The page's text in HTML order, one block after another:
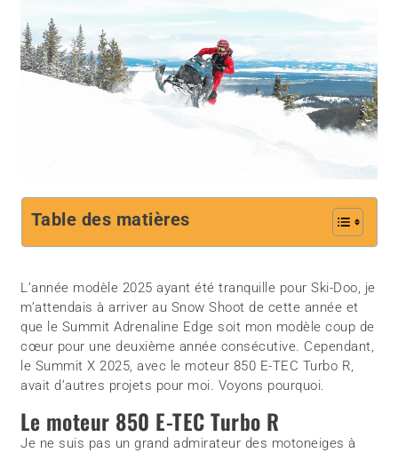
Table des matières
L’année modèle 2025 ayant été tranquille pour Ski-Doo, je
m’attendais à arriver au Snow Shoot de cette année et
que le Summit Adrenaline Edge soit mon modèle coup de
cœur pour une deuxième année consécutive. Cependant,
le Summit X 2025, avec le moteur 850 E-TEC Turbo R,
avait d’autres projets pour moi. Voyons pourquoi.
Le moteur 850 E-TEC Turbo R
Je ne suis pas un grand admirateur des motoneiges à